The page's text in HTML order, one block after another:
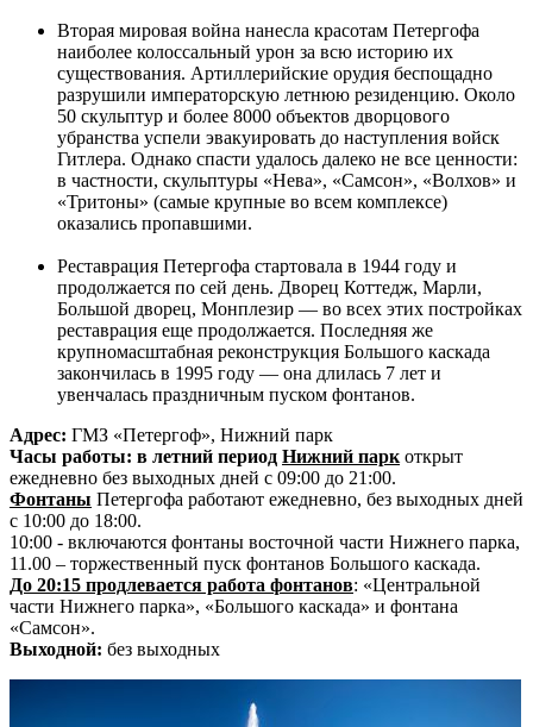
Вторая мировая война нанесла красотам Петергофа
наиболее колоссальный урон за всю историю их
существования. Артиллерийские орудия беспощадно
разрушили императорскую летнюю резиденцию. Около
50 скульптур и более 8000 объектов дворцового
убранства успели эвакуировать до наступления войск
Гитлера. Однако спасти удалось далеко не все ценности:
в частности, скульптуры «Нева», «Самсон», «Волхов» и
«Тритоны» (самые крупные во всем комплексе)
оказались пропавшими.
Реставрация Петергофа стартовала в 1944 году и
продолжается по сей день. Дворец Коттедж, Марли,
Большой дворец, Монплезир — во всех этих постройках
реставрация еще продолжается. Последняя же
крупномасштабная реконструкция Большого каскада
закончилась в 1995 году — она длилась 7 лет и
увенчалась праздничным пуском фонтанов.
Адрес: ГМЗ «Петергоф», Нижний парк
Часы работы: в летний период Нижний парк открыт
ежедневно без выходных дней с 09:00 до 21:00.
Фонтаны Петергофа работают ежедневно, без выходных дней
с 10:00 до 18:00.
10:00 - включаются фонтаны восточной части Нижнего парка,
11.00 – торжественный пуск фонтанов Большого каскада.
До 20:15 продлевается работа фонтанов: «Центральной
части Нижнего парка», «Большого каскада» и фонтана
«Самсон».
Выходной: без выходных